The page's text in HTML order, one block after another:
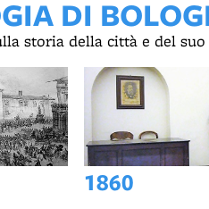
DI
storia della città e del
1860